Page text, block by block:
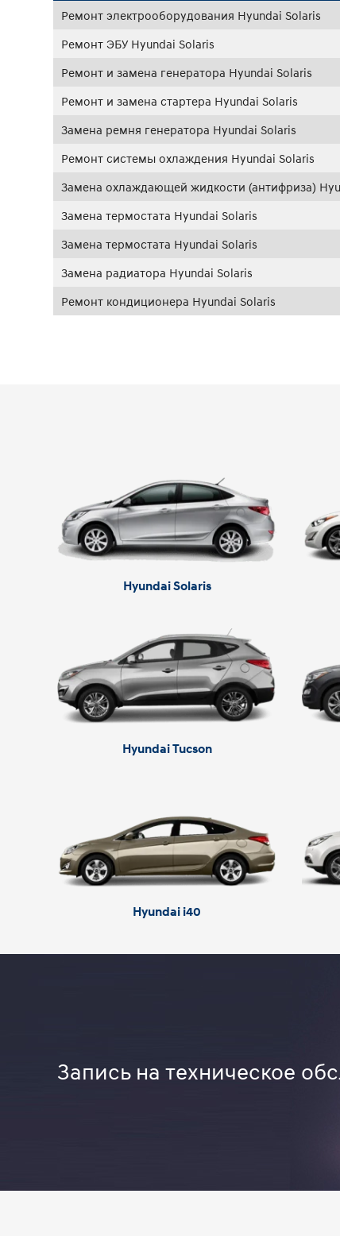
Ремонт электрооборудования Hyundai Solaris
Ремонт ЭБУ Hyundai Solaris
Ремонт и замена генератора Hyundai Solaris
Ремонт и замена стартера Hyundai Solaris
Замена ремня генератора Hyundai Solaris
Ремонт системы охлаждения Hyundai Solaris
Замена охлаждающей жидкости (антифриза)
Замена термостата Hyundai Solaris
Замена термостата Hyundai Solaris
Замена радиатора Hyundai Solaris
Ремонт кондиционера Hyundai Solaris
Hyundai Solaris
Hyundai Tucson
Hyundai i40
Запись на техническое